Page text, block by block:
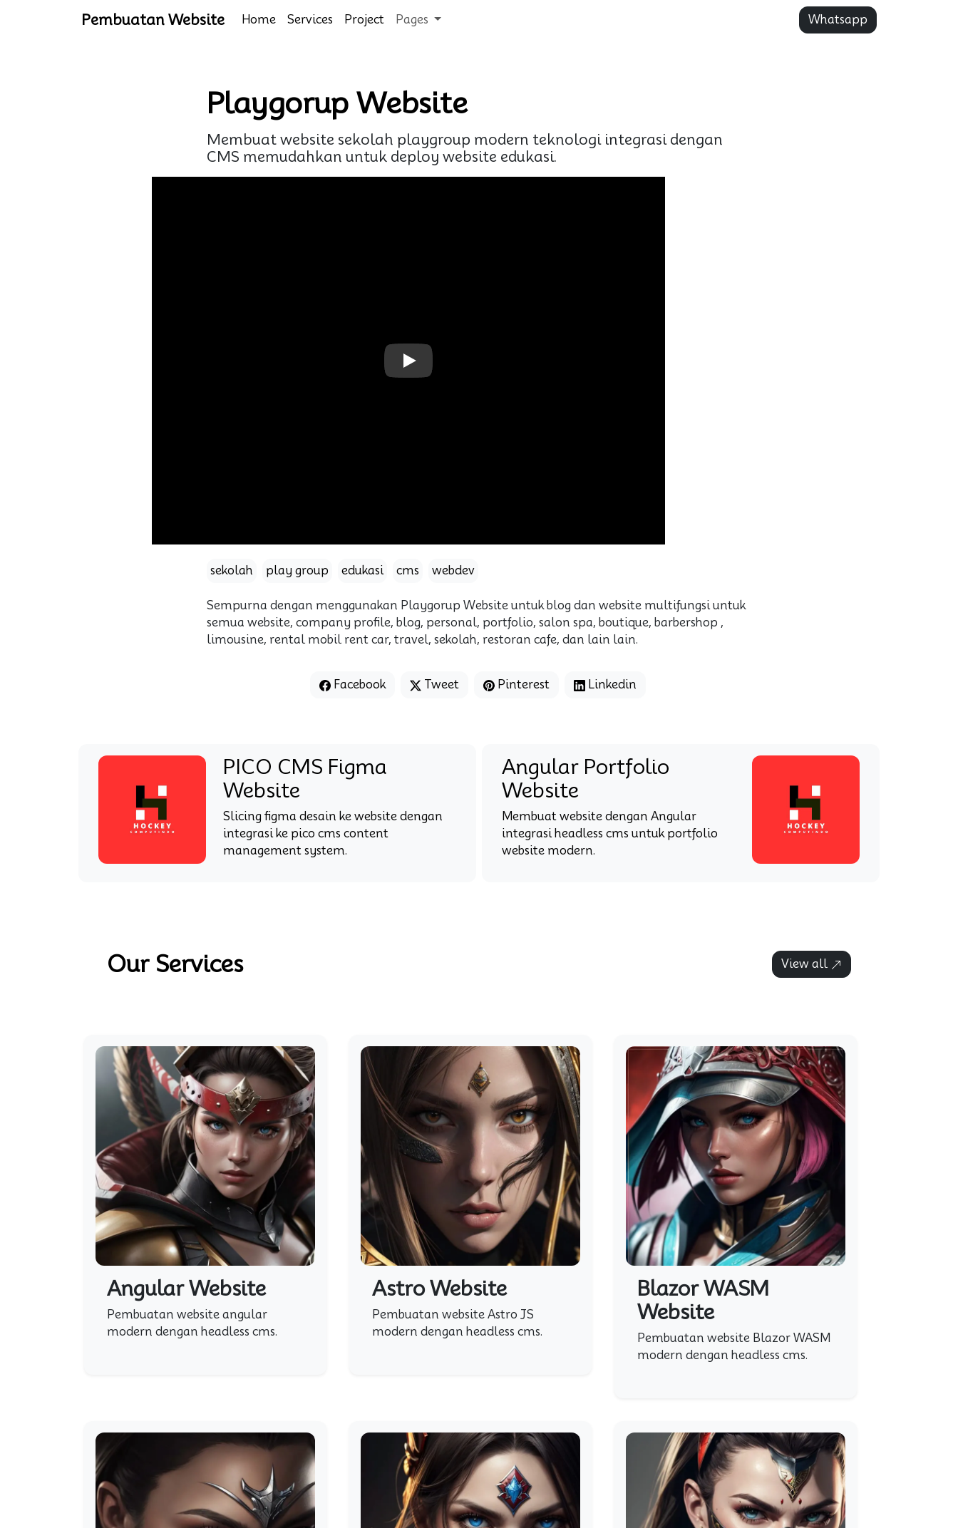
Pembuatan Website Home Services Project Pages Whatsapp
Playgorup Website
Membuat website sekolah playgroup modern teknologi integrasi dengan
CMS memudahkan untuk deploy website edukasi.
Play
sekolah play group edukasi cms webdev
Sempurna dengan menggunakan Playgorup Website untuk blog dan website multifungsi untuk
semua website, company profile, blog, personal, portfolio, salon spa, boutique, barbershop ,
limousine, rental mobil rent car, travel, sekolah, restoran cafe, dan lain lain.
Facebook Tweet Pinterest Linkedin
PICO CMS Figma
Website
Slicing figma desain ke website dengan
integrasi ke pico cms content
management system.
Angular Portfolio
Website
Membuat website dengan Angular
integrasi headless cms untuk portfolio
website modern.
Our Services View all
Angular Website
Pembuatan website angular
modern dengan headless cms.
Astro Website
Pembuatan website Astro JS
modern dengan headless cms.
Blazor WASM
Website
Pembuatan website Blazor WASM
modern dengan headless cms.